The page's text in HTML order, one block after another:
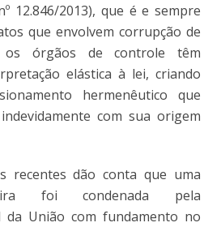
12.846/2013), que é e sempre
que envolvem corrupção de
os órgãos de controle têm
elástica à lei, criando
hermenêutico que
com sua origem
recentes dão conta que uma
foi condenada pela
da União com fundamento no